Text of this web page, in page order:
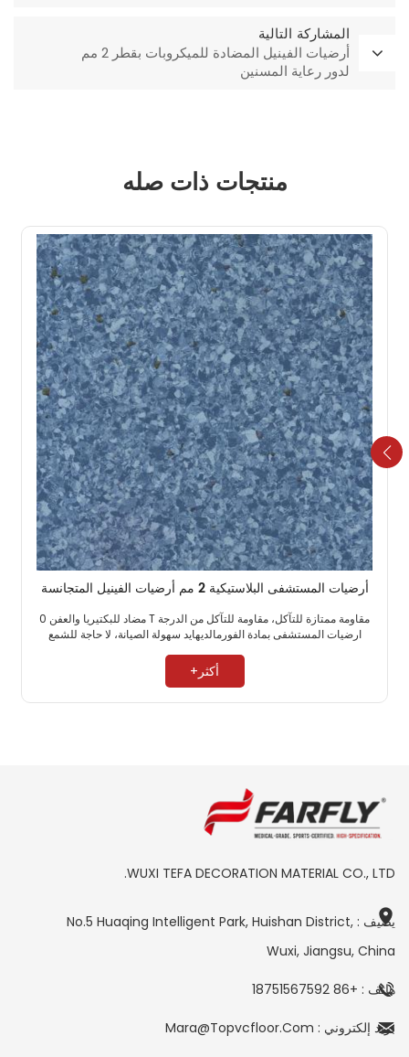
المشاركة التالية
أرضيات الفينيل المضادة للميكروبات بقطر 2 مم
لدور رعاية المسنين
منتجات ذات صله
أرضيات المستشفى البلاستيكية 2 مم أرضيات الفينيل المتجانسة
مقاومة ممتازة للتآكل، مقاومة للتآكل من الدرجة T مضاد للبكتيريا والعفن 0
ارضيات المستشفى بمادة الفورمالديهايد سهولة الصيانة، لا حاجة للشمع ​
أكثر+
WUXI TEFA DECORATION MATERIAL CO., LTD.
يضيف : No.5 Huaqing Intelligent Park, Huishan District,
Wuxi, Jiangsu, China
هاتف : +86 18751567592
بريد إلكتروني : Mara@topvcfloor.com